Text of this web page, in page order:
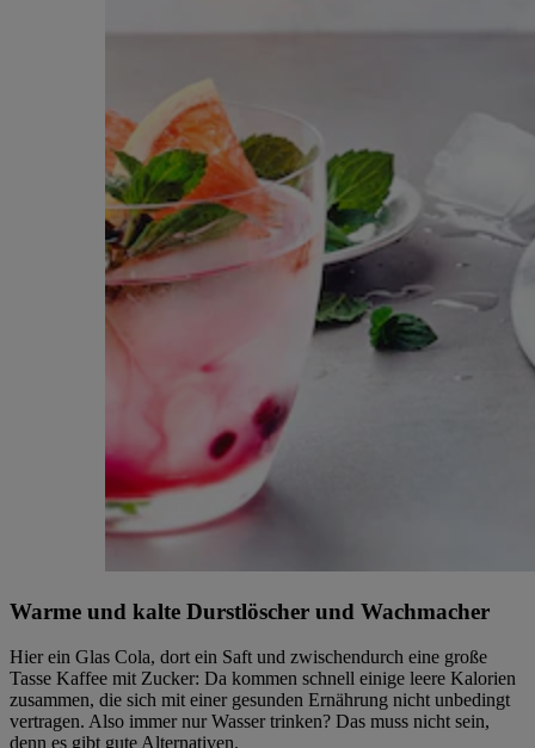
Warme und kalte Durstlöscher und Wachmacher
Hier ein Glas Cola, dort ein Saft und zwischendurch eine große
Tasse Kaffee mit Zucker: Da kommen schnell einige leere Kalorien
zusammen, die sich mit einer gesunden Ernährung nicht unbedingt
vertragen. Also immer nur Wasser trinken? Das muss nicht sein,
denn es gibt gute Alternativen.